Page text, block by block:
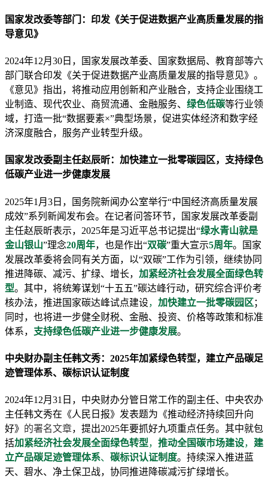
国家发改委等部门：印发《关于促进数据产业高质量发展的指
导意见》
2024年12月30日，国家发展改革委、国家数据局、教育部等六
部门联合印发《关于促进数据产业高质量发展的指导意见》。
《意见》指出，将推动应用创新和产业融合，支持企业围绕工
业制造、现代农业、商贸流通、金融服务、 绿色低碳等行业领
域，打造一批“数据要素×”典型场景，促进实体经济和数字经
济深度融合，服务产业转型升级。
国家发改委副主任赵辰昕：加快建立一批零碳园区，支持绿色
低碳产业进一步健康发展
2025年1月3日，国务院新闻办公室举行“中国经济高质量发展
成效”系列新闻发布会。在记者问答环节，国家发展改革委副
主任赵辰昕表示，2025年是习近平总书记提出“绿水青山就是
金山银山”理念20周年，也是作出“双碳”重大宣示5周年。国家
发展改革委将会同有关方面，以“双碳”工作为引领，继续协同
推进降碳、减污、扩绿、增长， 加紧经济社会发展全面绿色转
型。其中，将统筹谋划“十五五”碳达峰行动，研究综合评价考
核办法，推进国家碳达峰试点建设， 加快建立一批零碳园区 ；
同时，也将进一步健全财税、金融、投资、价格等政策和标准
体系， 支持绿色低碳产业进一步健康发展。
中央财办副主任韩文秀：2025年加紧绿色转型，建立产品碳足
迹管理体系、碳标识认证制度
2024年12月31日，中央财办分管日常工作的副主任、中央农办
主任韩文秀在《人民日报》发表题为《推动经济持续回升向
好》 的署名文章，提出2025年要抓好九项重点任务。其中就包
括加紧经济社会发展全面绿色转型， 推动全国碳市场建设， 建
立产品碳足迹管理体系、 碳标识认证制度。持续深入推进蓝
天、碧水、净土保卫战，协同推进降碳减污扩绿增长。